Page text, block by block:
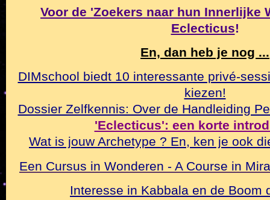
Voor de 'Zoekers naar hun Innerlijke
Eclecticus!
En, dan heb je nog ...
DIMschool biedt 10 interessante privé-
kiezen!
Dossier Zelfkennis: Over de Handleiding
'Eclecticus': een korte
Wat is jouw Archetype ? En, ken je ook
Een Cursus in Wonderen - A Course in
Interesse in Kabbala en de Boom